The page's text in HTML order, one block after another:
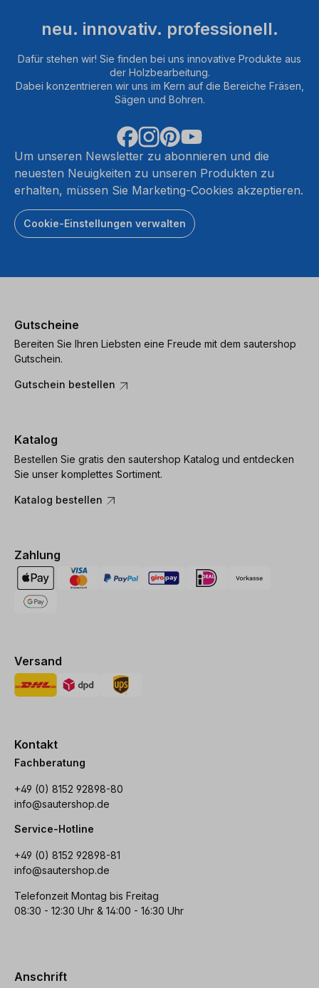
neu. innovativ. professionell.
Dafür stehen wir! Sie finden bei uns innovative Produkte aus
der Holzbearbeitung.
Dabei konzentrieren wir uns im Kern auf die Bereiche Fräsen,
Sägen und Bohren.
Um unseren Newsletter zu abonnieren und die
neuesten Neuigkeiten zu unseren Produkten zu
erhalten, müssen Sie Marketing-Cookies akzeptieren.
Cookie-Einstellungen verwalten
Gutscheine
Bereiten Sie Ihren Liebsten eine Freude mit dem sautershop
Gutschein.
Gutschein bestellen
Katalog
Bestellen Sie gratis den sautershop Katalog und entdecken
Sie unser komplettes Sortiment.
Katalog bestellen
Zahlung
Versand
Kontakt
Fachberatung
+49 (0) 8152 92898-80
info@sautershop.de
Service-Hotline
+49 (0) 8152 92898-81
info@sautershop.de
Telefonzeit Montag bis Freitag
08:30 - 12:30 Uhr & 14:00 - 16:30 Uhr
Anschrift